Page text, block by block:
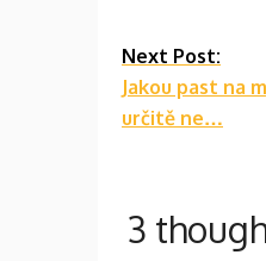
Continue
Reading
Next Post:
Jakou past na
určitě ne…
3